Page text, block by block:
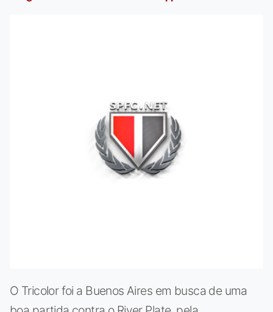
O Tricolor foi a Buenos Aires em busca de uma